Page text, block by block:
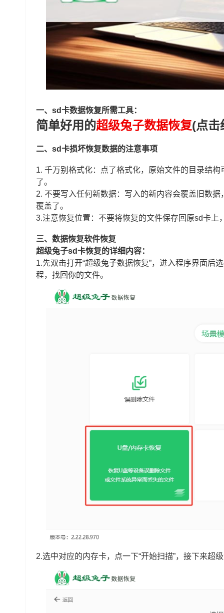
一、sd卡数据恢复所需工具：
简单好用的超级兔子数据恢复(点击
二、sd卡损坏恢复数据的注意事项
1. 千万别格式化：点了格式化，原始文件的目录结
了。
2. 不要写入任何新数据：写入的新内容会覆盖旧数
覆盖了。
3.注意恢复位置：不要将恢复的文件保存回原sd卡
三、数据恢复软件恢复
超级兔子sd卡恢复的详细内容：
1.先双击打开“超级兔子数据恢复”，进入程序界面后
程，找回你的文件。
2.选中对应的内存卡，点一下“开始扫描”，接下来超